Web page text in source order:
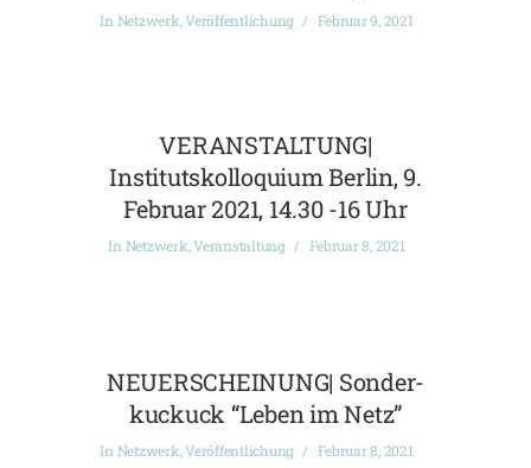
In Netzwerk,Veröffentlichung Februar 9, 2021
VERANSTALTUNG|
Institutskolloquium Berlin, 9.
Februar 2021, 14.30 -16 Uhr
In Netzwerk,Veranstaltung Februar 8, 2021
NEUERSCHEINUNG| Sonder-
kuckuck “Leben im Netz”
In Netzwerk,Veröffentlichung Februar 8, 2021